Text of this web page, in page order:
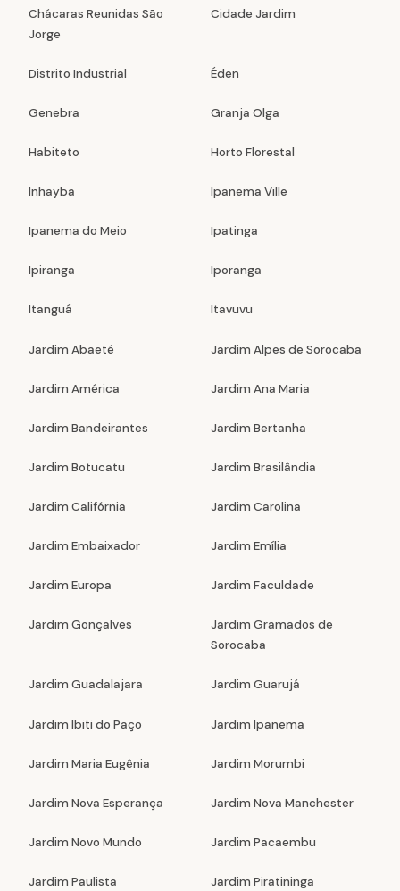
Chácaras Reunidas São
Jorge
Cidade Jardim
Distrito Industrial Éden
Genebra Granja Olga
Habiteto Horto Florestal
Inhayba Ipanema Ville
Ipanema do Meio Ipatinga
Ipiranga Iporanga
Itanguá Itavuvu
Jardim Abaeté Jardim Alpes de Sorocaba
Jardim América Jardim Ana Maria
Jardim Bandeirantes Jardim Bertanha
Jardim Botucatu Jardim Brasilândia
Jardim Califórnia Jardim Carolina
Jardim Embaixador Jardim Emília
Jardim Europa Jardim Faculdade
Jardim Gonçalves
Jardim Gramados de
Sorocaba
Jardim Guadalajara Jardim Guarujá
Jardim Ibiti do Paço Jardim Ipanema
Jardim Maria Eugênia Jardim Morumbi
Jardim Nova Esperança Jardim Nova Manchester
Jardim Novo Mundo Jardim Pacaembu
Jardim Paulista Jardim Piratininga